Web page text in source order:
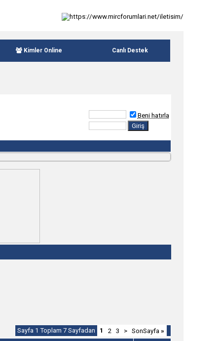
Kimler Online Canlı Destek
Beni hatırla
Sayfa 1 Toplam 7 Sayfadan 1 2 3 > SonSayfa »